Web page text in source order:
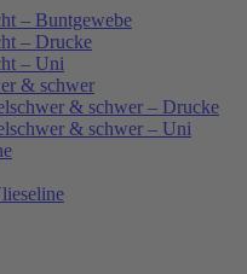
– Buntgewebe
– Drucke
– Uni
& schwer
& schwer – Drucke
& schwer – Uni